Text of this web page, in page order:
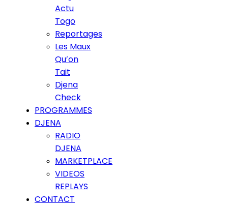
Actu
Togo
Reportages
Les Maux
Qu’on
Tait
Djena
Check
PROGRAMMES
DJENA
RADIO
DJENA
MARKETPLACE
VIDEOS
REPLAYS
CONTACT